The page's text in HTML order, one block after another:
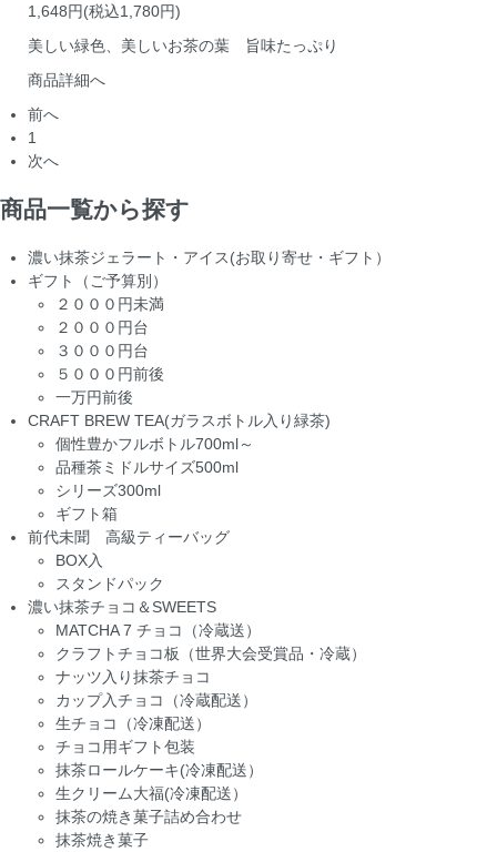
1,648円(税込1,780円)
美しい緑色、美しいお茶の葉 旨味たっぷり
商品詳細へ
前へ
1
次へ
商品一覧から探す
濃い抹茶ジェラート・アイス(お取り寄せ・ギフト）
ギフト（ご予算別）
２０００円未満
２０００円台
３０００円台
５０００円前後
一万円前後
CRAFT BREW TEA(ガラスボトル入り緑茶)
個性豊かフルボトル700ml～
品種茶ミドルサイズ500ml
シリーズ300ml
ギフト箱
前代未聞 高級ティーバッグ
BOX入
スタンドパック
濃い抹茶チョコ＆SWEETS
MATCHA 7 チョコ（冷蔵送）
クラフトチョコ板（世界大会受賞品・冷蔵）
ナッツ入り抹茶チョコ
カップ入チョコ（冷蔵配送）
生チョコ（冷凍配送）
チョコ用ギフト包装
抹茶ロールケーキ(冷凍配送）
生クリーム大福(冷凍配送）
抹茶の焼き菓子詰め合わせ
抹茶焼き菓子